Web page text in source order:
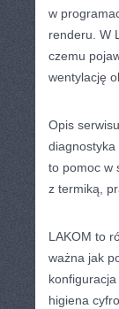
w
renderu. W
czemu
wentylację
Opis
to pomoc w
z termiką,
LAKOM to
ważna jak
higiena